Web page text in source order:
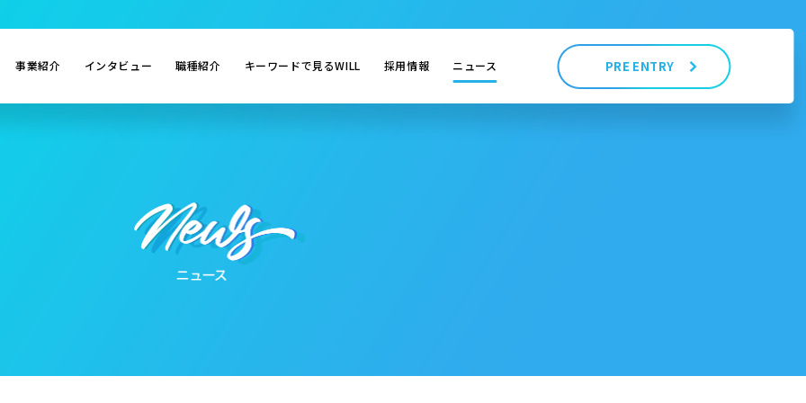
事業紹介 インタビュー 職種紹介 キーワードで見るWILL 採用情報 ニュース PRE ENTRY